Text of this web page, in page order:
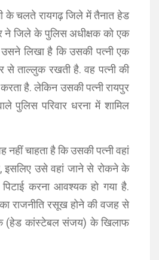
के चलते रायगढ़ जिले में तैनात हेड
जिले के पुलिस अधीक्षक को एक
लिखा है कि उसकी पत्नी एक
से ताल्लुक रखती है. वह पत्नी की
है. लेकिन उसकी पत्नी रायपुर
पुलिस परिवार धरना में शामिल
चाहता है कि उसकी पत्नी वहां
इसलिए उसे वहां जाने से रोकने के
करना आवश्यक हो गया है.
राजनीति रसूख होने की वजह से
(हेड कांस्टेबल संजय) के खिलाफ